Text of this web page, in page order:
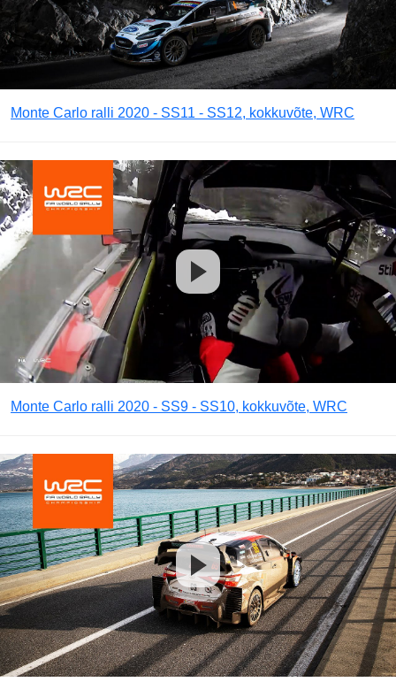
Monte Carlo ralli 2020 - SS11 - SS12, kokkuvõte, WRC
Monte Carlo ralli 2020 - SS9 - SS10, kokkuvõte, WRC